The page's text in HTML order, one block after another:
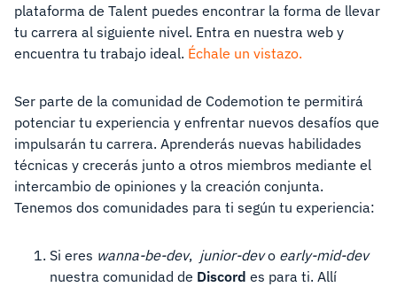
plataforma de Talent puedes encontrar la forma de llevar
tu carrera al siguiente nivel. Entra en nuestra web y
encuentra tu trabajo ideal. Échale un vistazo.
Ser parte de la comunidad de Codemotion te permitirá
potenciar tu experiencia y enfrentar nuevos desafíos que
impulsarán tu carrera. Aprenderás nuevas habilidades
técnicas y crecerás junto a otros miembros mediante el
intercambio de opiniones y la creación conjunta.
Tenemos dos comunidades para ti según tu experiencia:
Si eres wanna-be-dev, junior-devo early-mid-dev
nuestra comunidad de Discord es para ti. Allí